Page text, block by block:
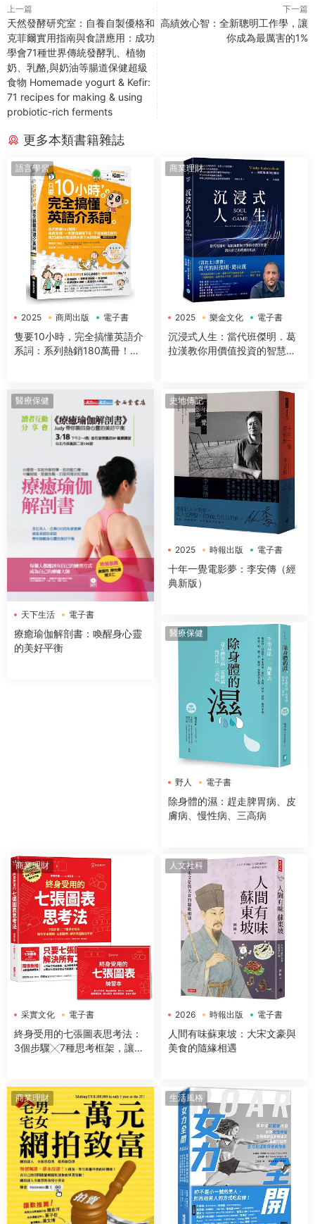
上一篇
天然發酵研究室：自養自製優格和
克菲爾實用指南與食譜應用：成功
學會71種世界傳統發酵乳、植物
奶、乳酪,與奶油等腸道保健超級
食物 Homemade yogurt & Kefir:
71 recipes for making & using
probiotic-rich ferments
下一篇
高績效心智：全新聰明工作學，讓
你成為最厲害的1%
更多本類書籍雜誌
語言學習
2025 商周出版 電子書
隻要10小時，完全搞懂英語介
系詞：系列熱銷180萬冊！免
麼這樣用的介系詞寶典
商業理財
2025 樂金文化 電子書
沉浸式人生：當代班傑明．葛
拉漢教你用價值投資的智慧，
醫療保健
天下生活 電子書
療癒瑜伽解剖書：喚醒身心靈
的美好平衡
史地傳記
2025 時報出版 電子書
十年一覺電影夢：李安傳（經
典新版）
醫療保健
野人 電子書
除身體的濕：趕走脾胃病、皮
膚病、慢性病、三高病
商業理財
采實文化 電子書
終身受用的七張圖表思考法：
3個步驟╳7種思考框架，讓你
表練習本】
人文社科
2026 時報出版 電子書
人間有味蘇東坡：大宋文豪與
美食的隨緣相遇
商業理財 生活風格